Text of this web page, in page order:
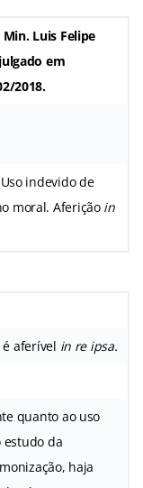
Min. Luis Felipe
em
2018.
indevido de
moral. Aferição in
aferível in re ipsa.
quanto ao uso
estudo da
haja